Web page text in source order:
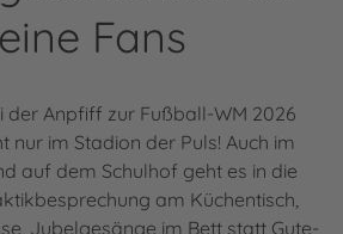
Fans
der Anpfiff zur Fußball-WM 2026
nur im Stadion der Puls! Auch im
auf dem Schulhof geht es in die
am Küchentisch,
Jubelgesänge im Bett statt Gute-